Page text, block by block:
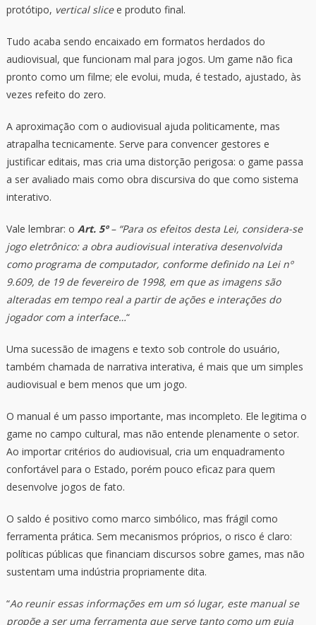
protótipo, vertical slicee produto final.
Tudo acaba sendo encaixado em formatos herdados do
audiovisual, que funcionam mal para jogos. Um game não fica
pronto como um filme; ele evolui, muda, é testado, ajustado, às
vezes refeito do zero.
A aproximação com o audiovisual ajuda politicamente, mas
atrapalha tecnicamente. Serve para convencer gestores e
justificar editais, mas cria uma distorção perigosa: o game passa
a ser avaliado mais como obra discursiva do que como sistema
interativo.
Vale lembrar: o Art. 5º– “Para os efeitos desta Lei, considera-se
jogo eletrônico: a obra audiovisual interativa desenvolvida
como programa de computador, conforme definido na Lei nº
9.609, de 19 de fevereiro de 1998, em que as imagens são
alteradas em tempo real a partir de ações e interações do
jogador com a interface…“
Uma sucessão de imagens e texto sob controle do usuário,
também chamada de narrativa interativa, é mais que um simples
audiovisual e bem menos que um jogo.
O manual é um passo importante, mas incompleto. Ele legitima o
game no campo cultural, mas não entende plenamente o setor.
Ao importar critérios do audiovisual, cria um enquadramento
confortável para o Estado, porém pouco eficaz para quem
desenvolve jogos de fato.
O saldo é positivo como marco simbólico, mas frágil como
ferramenta prática. Sem mecanismos próprios, o risco é claro:
políticas públicas que financiam discursos sobre games, mas não
sustentam uma indústria propriamente dita.
“Ao reunir essas informações em um só lugar, este manual se
propõe a ser uma ferramenta que serve tanto como um guia